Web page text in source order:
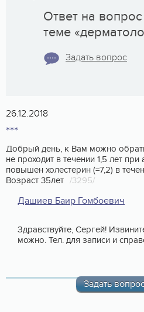
Ответ на
теме
Задать вопрос
26.12.2018
***
Добрый день, к Вам можно
не проходит в течении 1,5 лет
повышен холестерин (=7,2) в
Возраст 35лет /3295/
Задать
Дашиев Баир Гомбоевич
Здравствуйте, Сергей!
можно. Тел. для записи и